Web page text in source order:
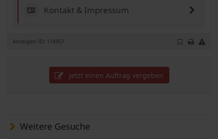
Kontakt & Impressum
Anzeigen-ID: 174957
Jetzt einen Auftrag vergeben
Weitere Gesuche